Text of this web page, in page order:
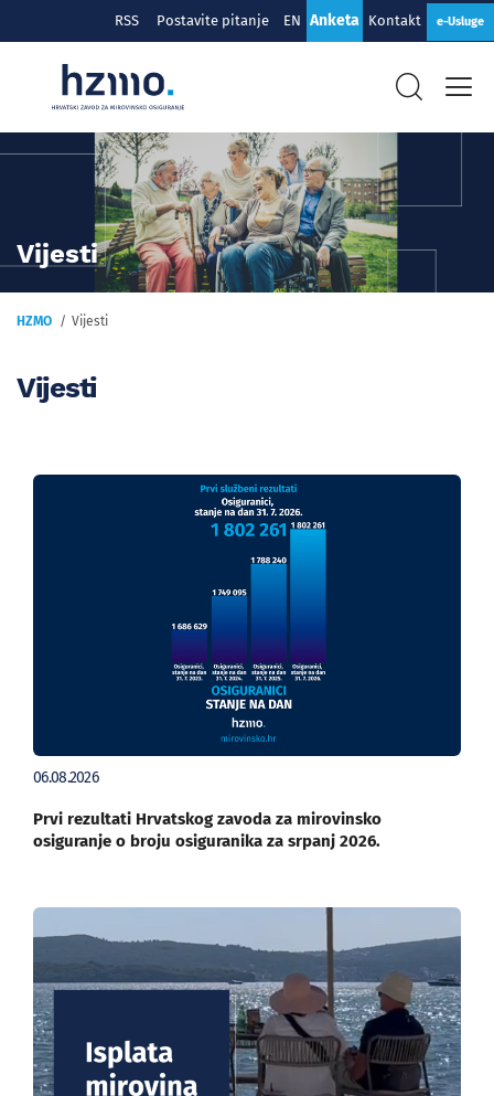
RSS Postavite pitanje EN Anketa Kontakt e-Usluge
Vijesti
HZMO Vijesti
Vijesti
06.08.2026
Prvi rezultati Hrvatskog zavoda za mirovinsko
osiguranje o broju osiguranika za srpanj 2026.